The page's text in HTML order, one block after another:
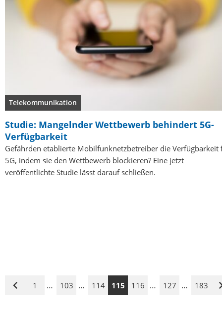
Telekommunikation
Studie: Mangelnder Wettbewerb behindert 5G-
Verfügbarkeit
Gefährden etablierte Mobilfunknetzbetreiber die Verfügbarkeit
5G, indem sie den Wettbewerb blockieren? Eine jetzt
veröffentlichte Studie lässt darauf schließen.
Vorige
1 … 103 … 114 115 116 … 127 … 183